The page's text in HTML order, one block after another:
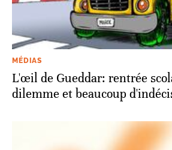
MÉDIAS
L'œil de Gueddar: rentrée
dilemme et beaucoup